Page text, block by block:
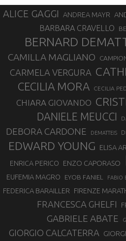
ALICE GAGGI ANDREA MAYR
BARBARA CRAVELLO
BERNARD
CAMILLA MAGLIANO
CARMELA VERGURA
CECILIA MORA CECILIA
CHIARA GIOVANDO
DANIELE MEUCCI
DEBORA CARDONE DEMATTEIS
EDWARD YOUNG ELISA
ENRICA PERICO ENZO CAPORASO
EUFEMIA MAGRO EYOB FANIEL FABIO
FEDERICA BARAILLER FIRENZE
FRANCESCA GHELFI
GABRIELE ABATE
GIORGIO CALCATERRA